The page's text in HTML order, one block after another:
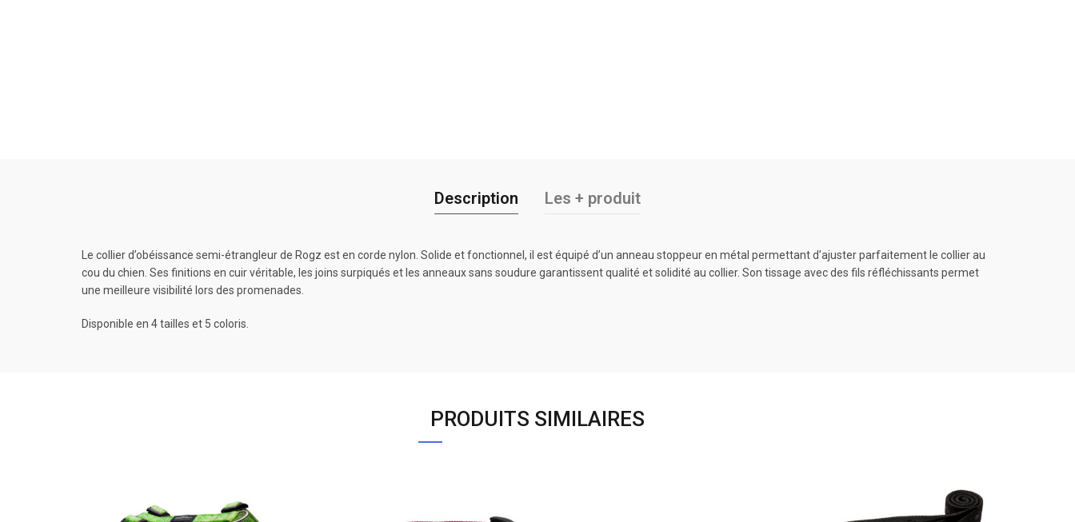
Description Les + produit
Le collier d’obéissance semi-étrangleur de Rogz est en corde nylon. Solide et fonctionnel, il est équipé d’un anneau stoppeur en métal permettant d’ajuster parfaitement le collier au
cou du chien. Ses finitions en cuir véritable, les joins surpiqués et les anneaux sans soudure garantissent qualité et solidité au collier. Son tissage avec des fils réfléchissants permet
une meilleure visibilité lors des promenades.
Disponible en 4 tailles et 5 coloris.
PRODUITS SIMILAIRES